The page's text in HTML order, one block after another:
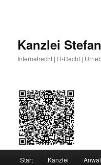
Kanzlei
Internetrecht | IT-Recht |
Start Kanzlei